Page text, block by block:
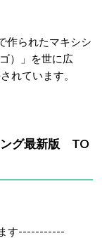
作られたマキシシ
）」を世に広
れています。
ング最新版 TO
す-----------